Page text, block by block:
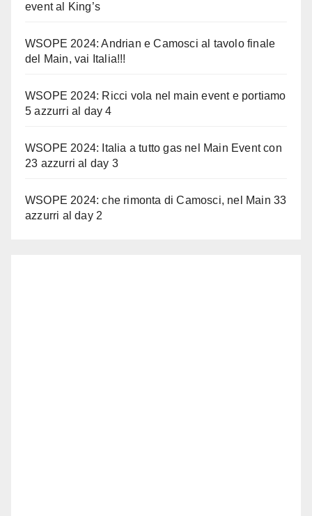
event al King’s
WSOPE 2024: Andrian e Camosci al tavolo finale
del Main, vai Italia!!!
WSOPE 2024: Ricci vola nel main event e portiamo
5 azzurri al day 4
WSOPE 2024: Italia a tutto gas nel Main Event con
23 azzurri al day 3
WSOPE 2024: che rimonta di Camosci, nel Main 33
azzurri al day 2